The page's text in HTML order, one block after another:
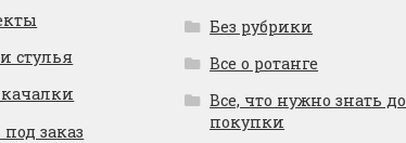
стулья
заказ
Без рубрики
Все о ротанге
Все, что нужно знать до
покупки